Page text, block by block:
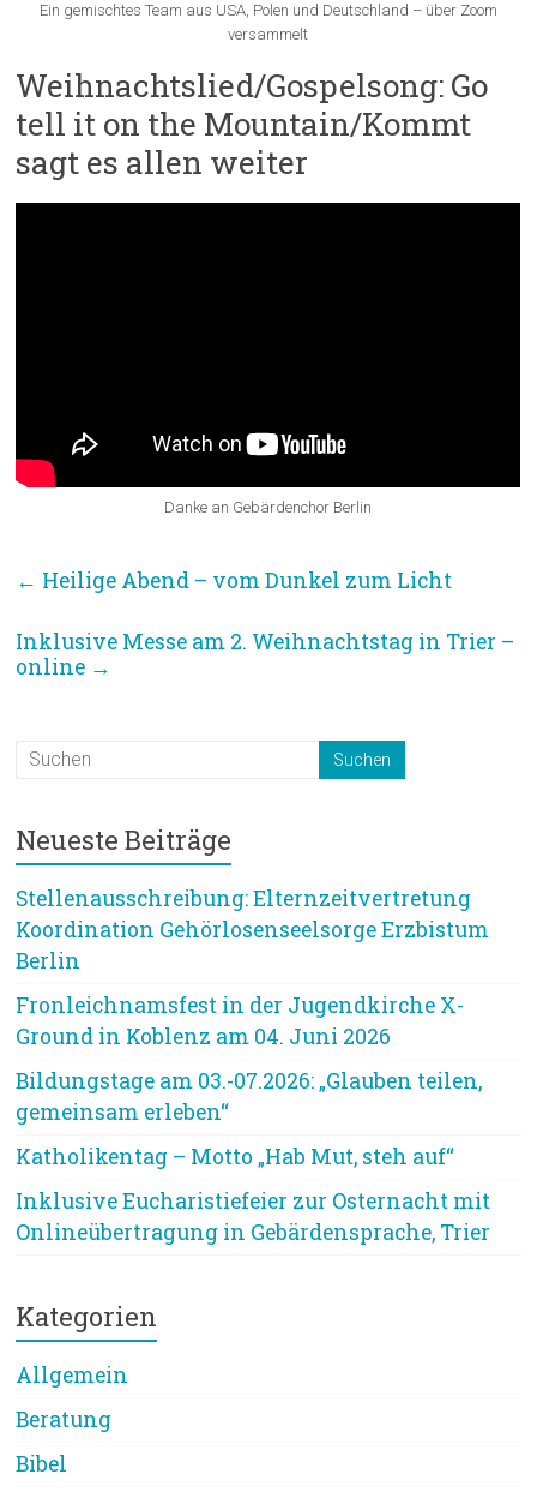
Ein gemischtes Team aus USA, Polen und Deutschland – über Zoom
versammelt
Weihnachtslied/Gospelsong: Go
tell it on the Mountain/Kommt
sagt es allen weiter
Danke an Gebärdenchor Berlin
← Heilige Abend – vom Dunkel zum Licht
Inklusive Messe am 2. Weihnachtstag in Trier –
online →
Neueste Beiträge
Stellenausschreibung: Elternzeitvertretung
Koordination Gehörlosenseelsorge Erzbistum
Berlin
Fronleichnamsfest in der Jugendkirche X-
Ground in Koblenz am 04. Juni 2026
Bildungstage am 03.-07.2026: „Glauben teilen,
gemeinsam erleben“
Katholikentag – Motto „Hab Mut, steh auf“
Inklusive Eucharistiefeier zur Osternacht mit
Onlineübertragung in Gebärdensprache, Trier
Kategorien
Allgemein
Beratung
Bibel